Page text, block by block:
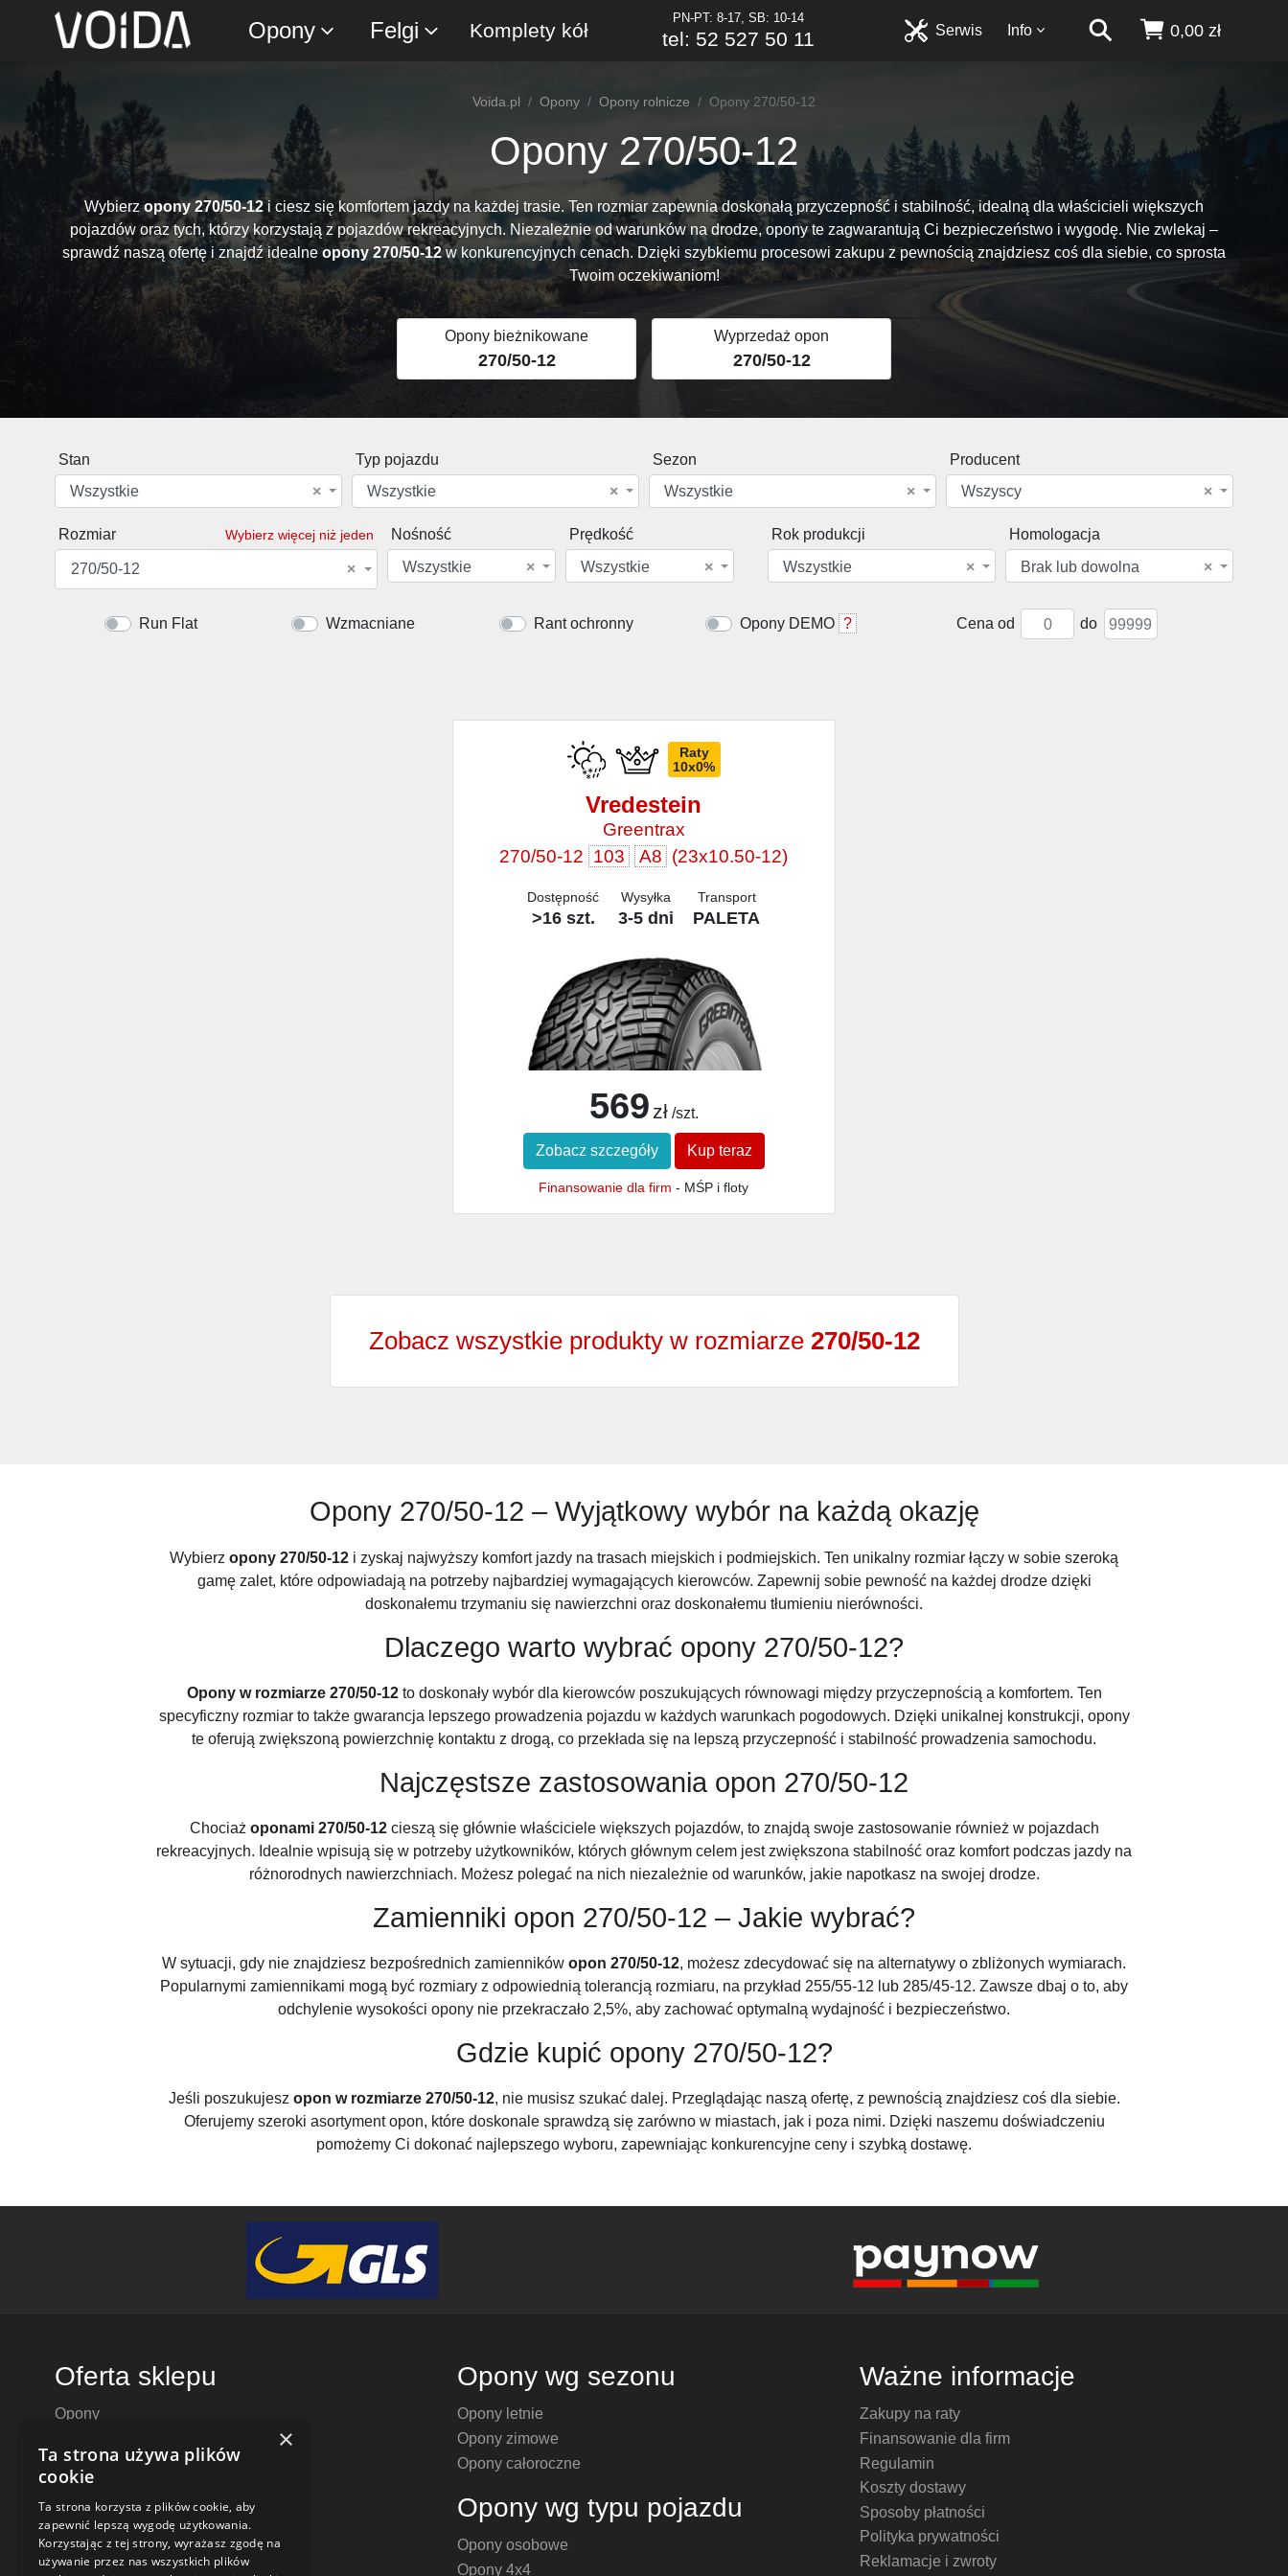
Opony Felgi Komplety kół
PN-PT: 8-17, SB: 10-14
tel: 52 527 50 11 0,00 zł
Info
Serwis
Voida.pl Opony Opony rolnicze Opony 270/50-12
Opony 270/50-12
Wybierzopony 270/50-12i ciesz się komfortem jazdy na każdej trasie. Ten rozmiar zapewnia doskonałą przyczepność i stabilność, idealną dla właścicieli większych
pojazdów oraz tych, którzy korzystają z pojazdów rekreacyjnych. Niezależnie od warunków na drodze, opony te zagwarantują Ci bezpieczeństwo i wygodę. Nie zwlekaj –
sprawdź naszą ofertę i znajdź idealneopony 270/50-12w konkurencyjnych cenach. Dzięki szybkiemu procesowi zakupu z pewnością znajdziesz coś dla siebie, co sprosta
Twoim oczekiwaniom!
Opony bieżnikowane
270/50-12
Wyprzedaż opon
270/50-12
Stan
×
Wszystkie
Typ pojazdu
×
Wszystkie
Sezon
×
Wszystkie
Producent
×
Wszyscy
Rozmiar Wybierz więcej niż jeden
×
270/50-12
Nośność
×
Wszystkie
Prędkość
×
Wszystkie
Rok produkcji
×
Wszystkie
Homologacja
×
Brak lub dowolna
Run Flat Wzmacniane Rant ochronny Opony DEMO ? Cena od do
Raty
10x0%
Vredestein
Greentrax
270/50-12 103 A8 (23x10.50-12)
Dostępność
>16 szt.
Wysyłka
3-5 dni
Transport
PALETA
569 zł /szt.
Zobacz szczegóły Kup teraz
Finansowanie dla firm - MŚP i floty
Zobacz wszystkie produkty w rozmiarze 270/50-12
Opony 270/50-12 – Wyjątkowy wybór na każdą okazję
Wybierz opony 270/50-12 i zyskaj najwyższy komfort jazdy na trasach miejskich i podmiejskich. Ten unikalny rozmiar łączy w sobie szeroką
gamę zalet, które odpowiadają na potrzeby najbardziej wymagających kierowców. Zapewnij sobie pewność na każdej drodze dzięki
doskonałemu trzymaniu się nawierzchni oraz doskonałemu tłumieniu nierówności.
Dlaczego warto wybrać opony 270/50-12?
Opony w rozmiarze 270/50-12to doskonały wybór dla kierowców poszukujących równowagi między przyczepnością a komfortem. Ten
specyficzny rozmiar to także gwarancja lepszego prowadzenia pojazdu w każdych warunkach pogodowych. Dzięki unikalnej konstrukcji, opony
te oferują zwiększoną powierzchnię kontaktu z drogą, co przekłada się na lepszą przyczepność i stabilność prowadzenia samochodu.
Najczęstsze zastosowania opon 270/50-12
Chociaż oponami 270/50-12cieszą się głównie właściciele większych pojazdów, to znajdą swoje zastosowanie również w pojazdach
rekreacyjnych. Idealnie wpisują się w potrzeby użytkowników, których głównym celem jest zwiększona stabilność oraz komfort podczas jazdy na
różnorodnych nawierzchniach. Możesz polegać na nich niezależnie od warunków, jakie napotkasz na swojej drodze.
Zamienniki opon 270/50-12 – Jakie wybrać?
W sytuacji, gdy nie znajdziesz bezpośrednich zamienników opon 270/50-12, możesz zdecydować się na alternatywy o zbliżonych wymiarach.
Popularnymi zamiennikami mogą być rozmiary z odpowiednią tolerancją rozmiaru, na przykład 255/55-12 lub 285/45-12. Zawsze dbaj o to, aby
odchylenie wysokości opony nie przekraczało 2,5%, aby zachować optymalną wydajność i bezpieczeństwo.
Gdzie kupić opony 270/50-12?
Jeśli poszukujesz opon w rozmiarze 270/50-12, nie musisz szukać dalej. Przeglądając naszą ofertę, z pewnością znajdziesz coś dla siebie.
Oferujemy szeroki asortyment opon, które doskonale sprawdzą się zarówno w miastach, jak i poza nimi. Dzięki naszemu doświadczeniu
pomożemy Ci dokonać najlepszego wyboru, zapewniając konkurencyjne ceny i szybką dostawę.
Oferta sklepu
Opony
Felgi stalowe
Alufelgi
Komplety kół
Dętki motocyklowe i do skuterów
Czujniki ciśnienia TPMS
Opony wg sezonu
Opony letnie
Opony zimowe
Opony całoroczne
Opony wg typu pojazdu
Opony osobowe
Opony 4x4
Ważne informacje
Zakupy na raty
Finansowanie dla firm
Regulamin
Koszty dostawy
Sposoby płatności
Polityka prywatności
Reklamacje i zwroty
×
Ta strona używa plików
cookie
Ta strona korzysta z plików cookie, aby
zapewnić lepszą wygodę użytkowania.
Korzystając z tej strony, wyrażasz zgodę na
używanie przez nas wszystkich plików